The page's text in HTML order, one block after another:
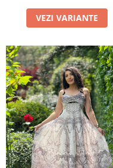
VEZI VARIANTE